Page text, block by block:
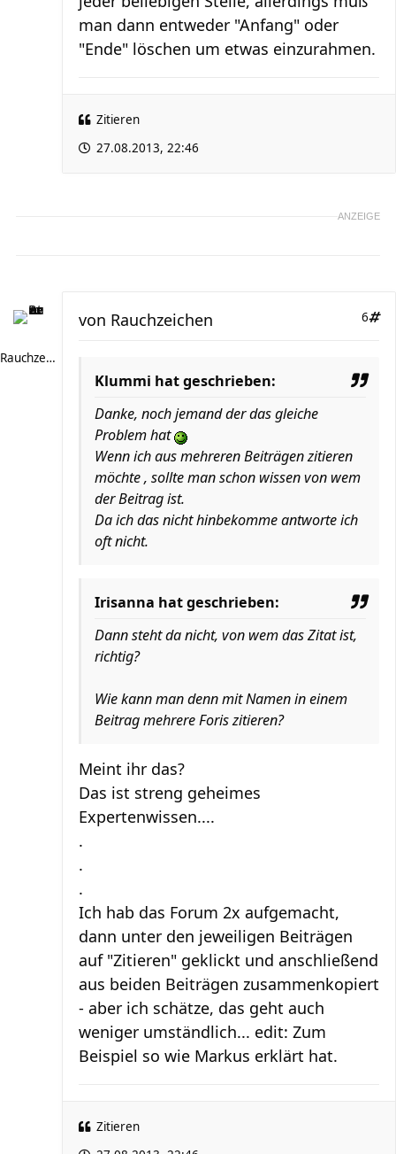
man dann entweder "Anfang" oder
"Ende" löschen um etwas einzurahmen.
Zitieren
27.08.2013, 22:46
ANZEIGE
Rauchzeichen
6
von Rauchzeichen
Klummi hat geschrieben:
Danke, noch jemand der das gleiche
Problem hat
Wenn ich aus mehreren Beiträgen zitieren
möchte , sollte man schon wissen von wem
der Beitrag ist.
Da ich das nicht hinbekomme antworte ich
oft nicht.
Irisanna hat geschrieben:
Dann steht da nicht, von wem das Zitat ist,
richtig?
Wie kann man denn mit Namen in einem
Beitrag mehrere Foris zitieren?
Meint ihr das?
Das ist streng geheimes
Expertenwissen....
.
.
.
Ich hab das Forum 2x aufgemacht,
dann unter den jeweiligen Beiträgen
auf "Zitieren" geklickt und anschließend
aus beiden Beiträgen zusammenkopiert
- aber ich schätze, das geht auch
weniger umständlich... edit: Zum
Beispiel so wie Markus erklärt hat.
Zitieren